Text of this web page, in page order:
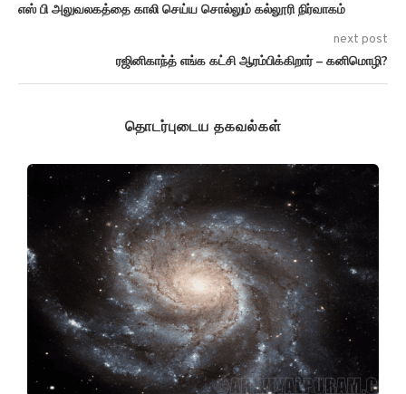
எஸ் பி அலுவலகத்தை காலி செய்ய சொல்லும் கல்லூரி நிர்வாகம்
next post
ரஜினிகாந்த் எங்க கட்சி ஆரம்பிக்கிறார் – கனிமொழி?
தொடர்புடைய தகவல்கள்